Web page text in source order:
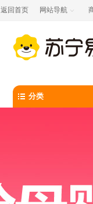
返回首页 网站导航 
分类